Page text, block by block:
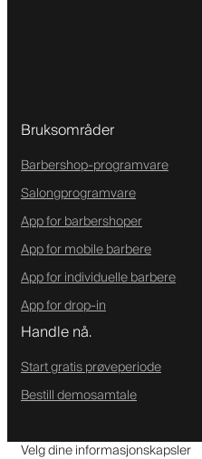
Bruksområder
Barbershop-programvare
Salongprogramvare
App for barbershoper
App for mobile barbere
App for individuelle barbere
App for drop-in
Handle nå.
Start gratis prøveperiode
Bestill demosamtale
Velg dine informasjonskapsler